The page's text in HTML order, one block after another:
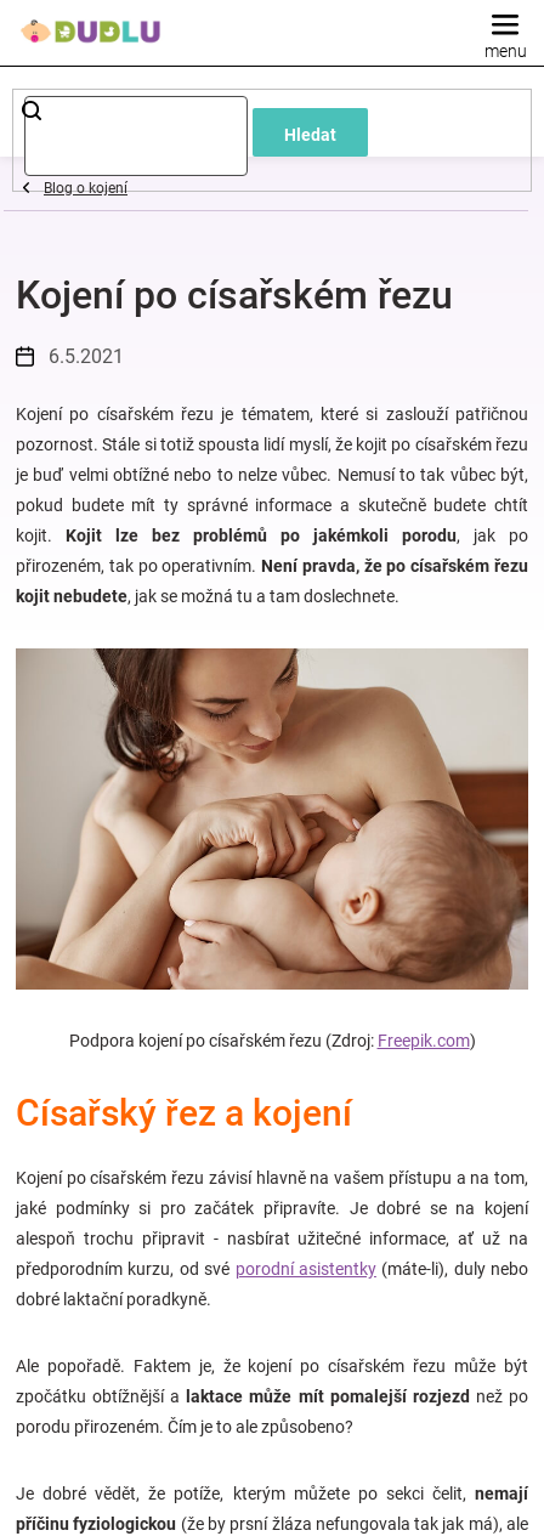
Hledat
Dětské
a
oblečení
Pokojíček
a
kojenecká
výbava
Hračky
Těhotenské
oblečení
Novinky
Značky
Blog
Hračkářství
Přihlášení
Blog o kojení
Kojení po císařském řezu
6.5.2021
Kojení po císařském řezu je tématem, které si zaslouží patřičnou
pozornost. Stále si totiž spousta lidí myslí, že kojit po císařském řezu
je buď velmi obtížné nebo to nelze vůbec. Nemusí to tak vůbec být,
pokud budete mít ty správné informace a skutečně budete chtít
kojit. Kojit lze bez problémů po jakémkoli porodu, jak po
přirozeném, tak po operativním.Není pravda, že po císařském řezu
kojit nebudete, jak se možná tu a tam doslechnete.
Podpora kojení po císařském řezu (Zdroj: Freepik.com)
Císařský řez a kojení
Kojení po císařském řezu závisí hlavně na vašem přístupu a na tom,
jaké podmínky si pro začátek připravíte. Je dobré se na kojení
alespoň trochu připravit - nasbírat užitečné informace, ať už na
předporodním kurzu, od své porodní asistentky(máte-li), duly nebo
dobré laktační poradkyně.
Ale popořadě. Faktem je, že kojení po císařském řezu může být
zpočátku obtížnější a
laktace může mít pomalejší rozjezd než po
porodu přirozeném. Čím je to ale způsobeno?
Je dobré vědět, že potíže, kterým můžete po sekci čelit, nemají
příčinu fyziologickou (že by prsní žláza nefungovala tak jak má), ale